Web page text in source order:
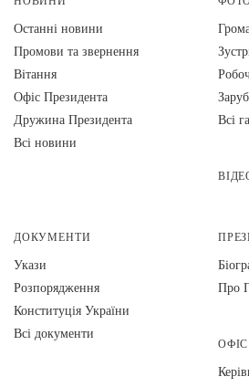
Останні новини
Промови та звернення
Вiтання
Офіс Президента
Дружина Президента
Всі новини
Всі
ДОКУМЕНТИ
Укази
Розпорядження
Конституція України
Всі документи
Про
ОФІС